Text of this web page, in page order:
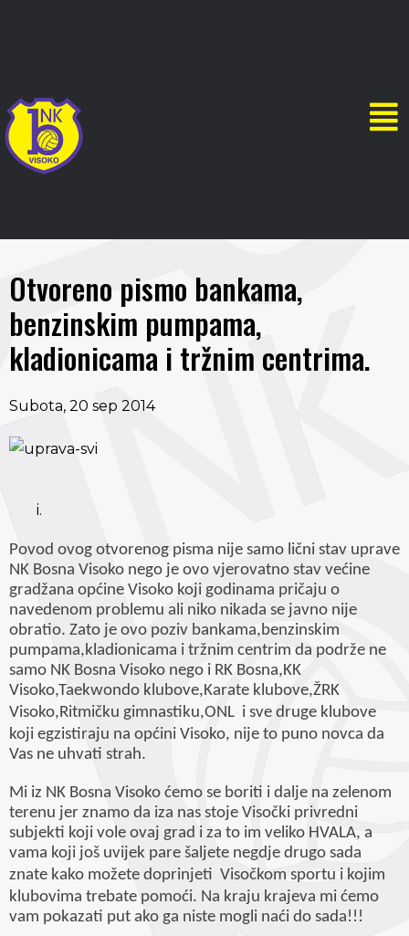
Otvoreno pismo bankama,
benzinskim pumpama,
kladionicama i tržnim centrima.
Subota, 20 sep 2014
Povod ovog otvorenog pisma nije samo lični stav uprave
NK Bosna Visoko nego je ovo vjerovatno stav većine
gradžana općine Visoko koji godinama pričaju o
navedenom problemu ali niko nikada se javno nije
obratio. Zato je ovo poziv bankama,benzinskim
pumpama,kladionicama i tržnim centrim da podrže ne
samo NK Bosna Visoko nego i RK Bosna,KK
Visoko,Taekwondo klubove,Karate klubove,ŽRK
Visoko,Ritmičku gimnastiku,ONL i sve druge klubove
koji egzistiraju na općini Visoko, nije to puno novca da
Vas ne uhvati strah.
Mi iz NK Bosna Visoko ćemo se boriti i dalje na zelenom
terenu jer znamo da iza nas stoje Visočki privredni
subjekti koji vole ovaj grad i za to im veliko HVALA, a
vama koji još uvijek pare šaljete negdje drugo sada
znate kako možete doprinjeti Visočkom sportu i kojim
klubovima trebate pomoći. Na kraju krajeva mi ćemo
vam pokazati put ako ga niste mogli naći do sada!!!